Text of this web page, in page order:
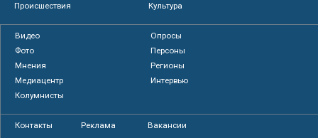
Происшествия
Культура
Видео
Опросы
Фото
Персоны
Мнения
Регионы
Медиацентр
Интервью
Колумнисты
Контакты Реклама Вакансии